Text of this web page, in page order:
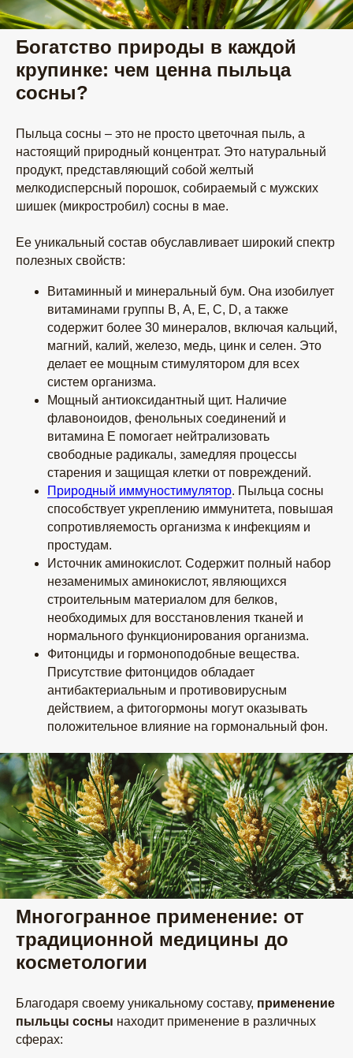
Богатство природы в каждой
крупинке: чем ценна пыльца
сосны?
Пыльца сосны – это не просто цветочная пыль, а
настоящий природный концентрат. Это натуральный
продукт, представляющий собой желтый
мелкодисперсный порошок, собираемый с мужских
шишек (микростробил) сосны в мае.
Ее уникальный состав обуславливает широкий спектр
полезных свойств:
Витаминный и минеральный бум. Она изобилует
витаминами группы B, А, Е, С, D, а также
содержит более 30 минералов, включая кальций,
магний, калий, железо, медь, цинк и селен. Это
делает ее мощным стимулятором для всех
систем организма.
Мощный антиоксидантный щит. Наличие
флавоноидов, фенольных соединений и
витамина Е помогает нейтрализовать
свободные радикалы, замедляя процессы
старения и защищая клетки от повреждений.
Природный иммуностимулятор. Пыльца сосны
способствует укреплению иммунитета, повышая
сопротивляемость организма к инфекциям и
простудам.
Источник аминокислот. Содержит полный набор
незаменимых аминокислот, являющихся
строительным материалом для белков,
необходимых для восстановления тканей и
нормального функционирования организма.
Фитонциды и гормоноподобные вещества.
Присутствие фитонцидов обладает
антибактериальным и противовирусным
действием, а фитогормоны могут оказывать
положительное влияние на гормональный фон.
Многогранное применение: от
традиционной медицины до
косметологии
Благодаря своему уникальному составу, применение
пыльцы сосны находит применение в различных
сферах: